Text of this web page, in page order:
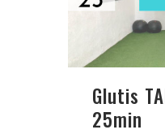
Glutis
25min